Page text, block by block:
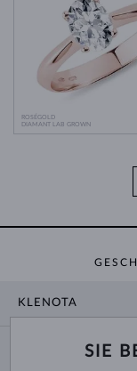
ROSÉGOLD
DIAMANT LAB GROWN
KLENOTA
SIE